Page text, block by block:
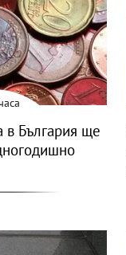
в България ще